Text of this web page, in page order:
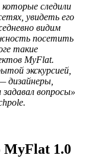
следили
увидеть его
видим
посетить
такие
MyFlat.
экскурсией,
дизайнеры,
вопросы»
MyFlat 1.0